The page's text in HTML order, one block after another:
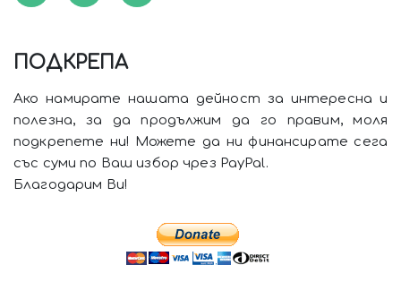
ПОДКРЕПА
Ако намирате нашата дейност за интересна и
полезна, за да продължим да го правим, моля
подкрепете ни! Можете да ни финансирате сега
със суми по Ваш избор чрез PayPal.
Благодарим Ви!